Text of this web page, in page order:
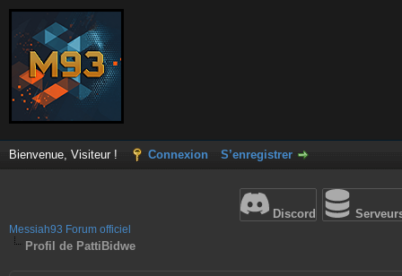
Bienvenue, Visiteur ! Connexion S’enregistrer
Discord
Messiah93 Forum officiel
Profil de PattiBidwe